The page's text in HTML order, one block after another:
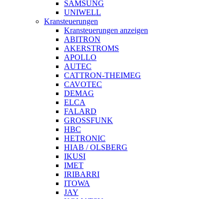
SAMSUNG
UNIWELL
Kransteuerungen
Kransteuerungen anzeigen
ABITRON
AKERSTROMS
APOLLO
AUTEC
CATTRON-THEIMEG
CAVOTEC
DEMAG
ELCA
FALARD
GROSSFUNK
HBC
HETRONIC
HIAB / OLSBERG
IKUSI
IMET
IRIBARRI
ITOWA
JAY